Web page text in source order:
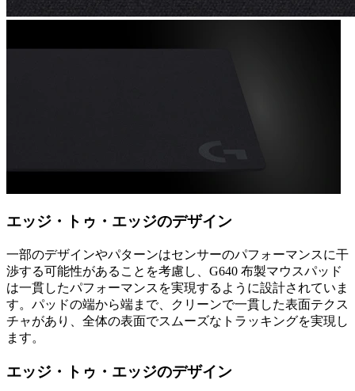
エッジ・トゥ・エッジのデザイン
一部のデザインやパターンはセンサーのパフォーマンスに干
渉する可能性があることを考慮し、G640 布製マウスパッド
は一貫したパフォーマンスを実現するように設計されていま
す。パッドの端から端まで、クリーンで一貫した表面テクス
チャがあり、全体の表面でスムーズなトラッキングを実現し
ます。
エッジ・トゥ・エッジのデザイン